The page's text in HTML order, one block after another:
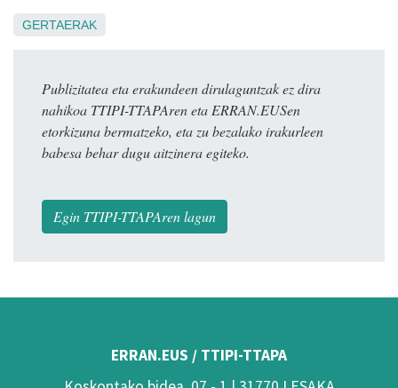
GERTAERAK
Publizitatea eta erakundeen dirulaguntzak ez dira
nahikoa TTIPI-TTAPAren eta ERRAN.EUSen
etorkizuna bermatzeko, eta zu bezalako irakurleen
babesa behar dugu aitzinera egiteko.
Egin TTIPI-TTAPAren lagun
ERRAN.EUS / TTIPI-TTAPA